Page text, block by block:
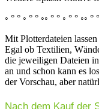
◦ ° ° ◦ ° ° ◦◦ ° ° ◦ ° ° ◦◦ °
Mit Plotterdateien
Egal ob Textilien,
die jeweiligen Dateien
an und schon kann es
der Vorschau, aber
Nach dem Kauf der